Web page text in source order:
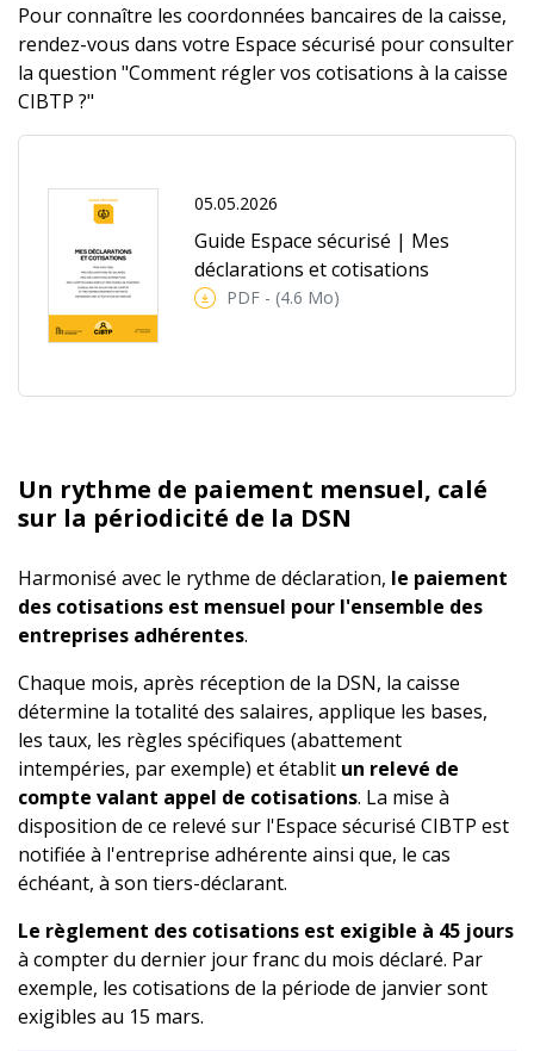
Pour connaître les coordonnées bancaires de la caisse,
rendez-vous dans votre Espace sécurisé pour consulter
la question "Comment régler vos cotisations à la caisse
CIBTP ?"
05.05.2026
Guide Espace sécurisé | Mes
déclarations et cotisations
PDF - (4.6 Mo)
Un rythme de paiement mensuel, calé
sur la périodicité de la DSN
Harmonisé avec le rythme de déclaration, le paiement
des cotisations est mensuel pour l'ensemble des
entreprises adhérentes.
Chaque mois, après réception de la DSN, la caisse
détermine la totalité des salaires, applique les bases,
les taux, les règles spécifiques (abattement
intempéries, par exemple) et établit un relevé de
compte valant appel de cotisations. La mise à
disposition de ce relevé sur l'Espace sécurisé CIBTP est
notifiée à l'entreprise adhérente ainsi que, le cas
échéant, à son tiers-déclarant.
Le règlement des cotisations est exigible à 45 jours
à compter du dernier jour franc du mois déclaré. Par
exemple, les cotisations de la période de janvier sont
exigibles au 15 mars.